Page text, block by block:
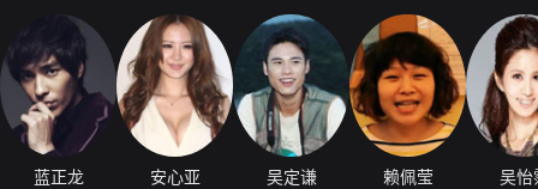
蓝正龙 安心亚 吴定谦 赖佩莹 吴怡